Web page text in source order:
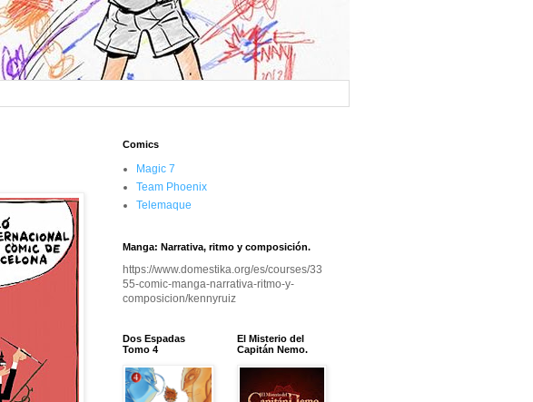
Comics
Magic 7
Team Phoenix
Telemaque
Manga: Narrativa, ritmo y composición.
https://www.domestika.org/es/courses/33
55-comic-manga-narrativa-ritmo-y-
composicion/kennyruiz
Dos Espadas
Tomo 4
El Misterio del
Capitán Nemo.